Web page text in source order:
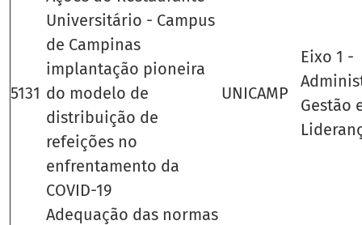
5131
Universitário - Campus
de Campinas
implantação pioneira
do modelo de
distribuição de
refeições no
enfrentamento da
COVID-19
UNICAMP
Eixo 1 -
Gestão
Adequação das normas